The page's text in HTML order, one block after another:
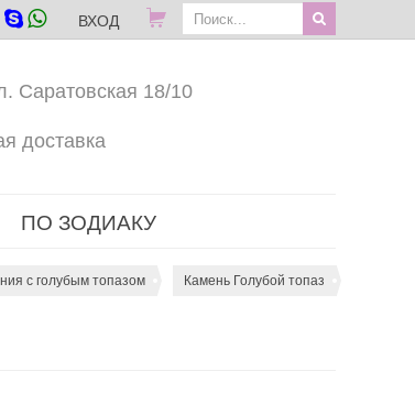
ВХОД
Саратовская 18/10
доставка
ПО ЗОДИАКУ
с голубым топазом Камень Голубой топаз